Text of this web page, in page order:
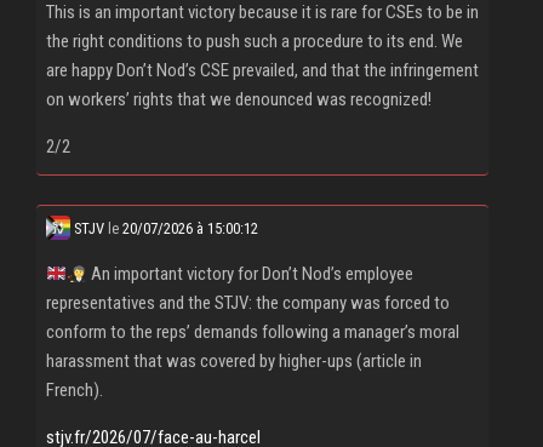
This is an important victory because it is rare for CSEs to be in
the right conditions to push such a procedure to its end. We
are happy Don’t Nod’s CSE prevailed, and that the infringement
on workers’ rights that we denounced was recognized!
2/2
STJV le 20/07/2026 à 15:00:12
An important victory for Don’t Nod’s employee
representatives and the STJV: the company was forced to
conform to the reps’ demands following a manager’s moral
harassment that was covered by higher-ups (article in
French).
stjv.fr/2026/07/face-au-harcel